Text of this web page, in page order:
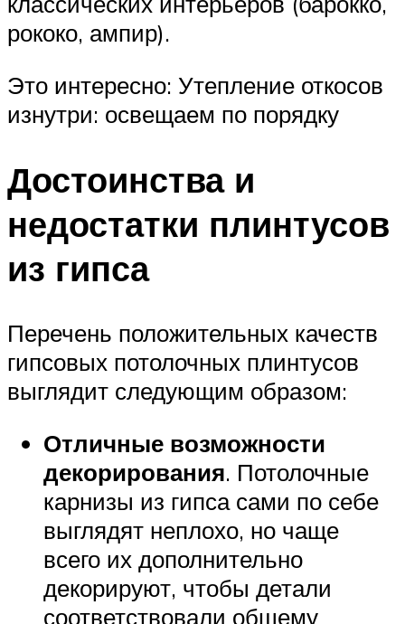
рококо, ампир).
Это интересно: Утепление откосов
изнутри: освещаем по порядку
Достоинства и
недостатки плинтусов
из гипса
Перечень положительных качеств
гипсовых потолочных плинтусов
выглядит следующим образом:
Отличные возможности
декорирования. Потолочные
карнизы из гипса сами по себе
выглядят неплохо, но чаще
всего их дополнительно
декорируют, чтобы детали
соответствовали общему